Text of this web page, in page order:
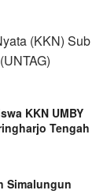
(KKN) Sub
KKN UMBY
Tengah
Simalungun